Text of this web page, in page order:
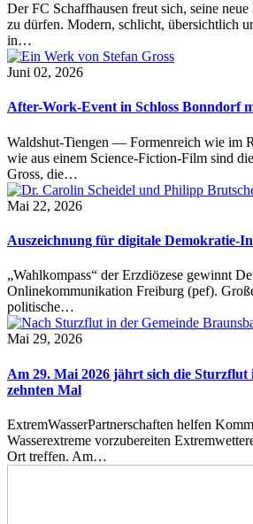
Der FC Schaffhausen freut sich, seine neue
zu dürfen. Modern, schlicht, übersichtlich
in…
Juni 02, 2026
After-Work-Event in Schloss Bonndorf
Waldshut-Tiengen — Formenreich wie im
wie aus einem Science-Fiction-Film sind
Gross, die…
Mai 22, 2026
Auszeichnung für digitale Demokratie-
„Wahlkompass“ der Erzdiözese gewinnt
Onlinekommunikation Freiburg (pef).
politische…
Mai 29, 2026
Am 29. Mai 2026 jährt sich die Sturzflut
zehnten Mal
ExtremWasserPartnerschaften helfen
Wasserextreme vorzubereiten
Ort treffen. Am…